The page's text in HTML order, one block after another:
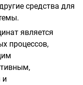
средства для
является
процессов,
и